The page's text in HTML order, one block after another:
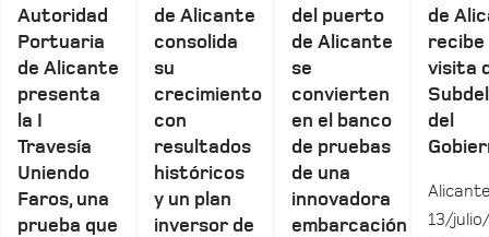
Autoridad
Portuaria
de Alicante
presenta
la I
Travesía
Uniendo
Faros, una
prueba que
de Alicante
consolida
su
crecimiento
con
resultados
históricos
y un plan
inversor de
del puerto
de Alicante
se
convierten
en el banco
de pruebas
de una
innovadora
embarcación
de
recibe
visita
del
13/